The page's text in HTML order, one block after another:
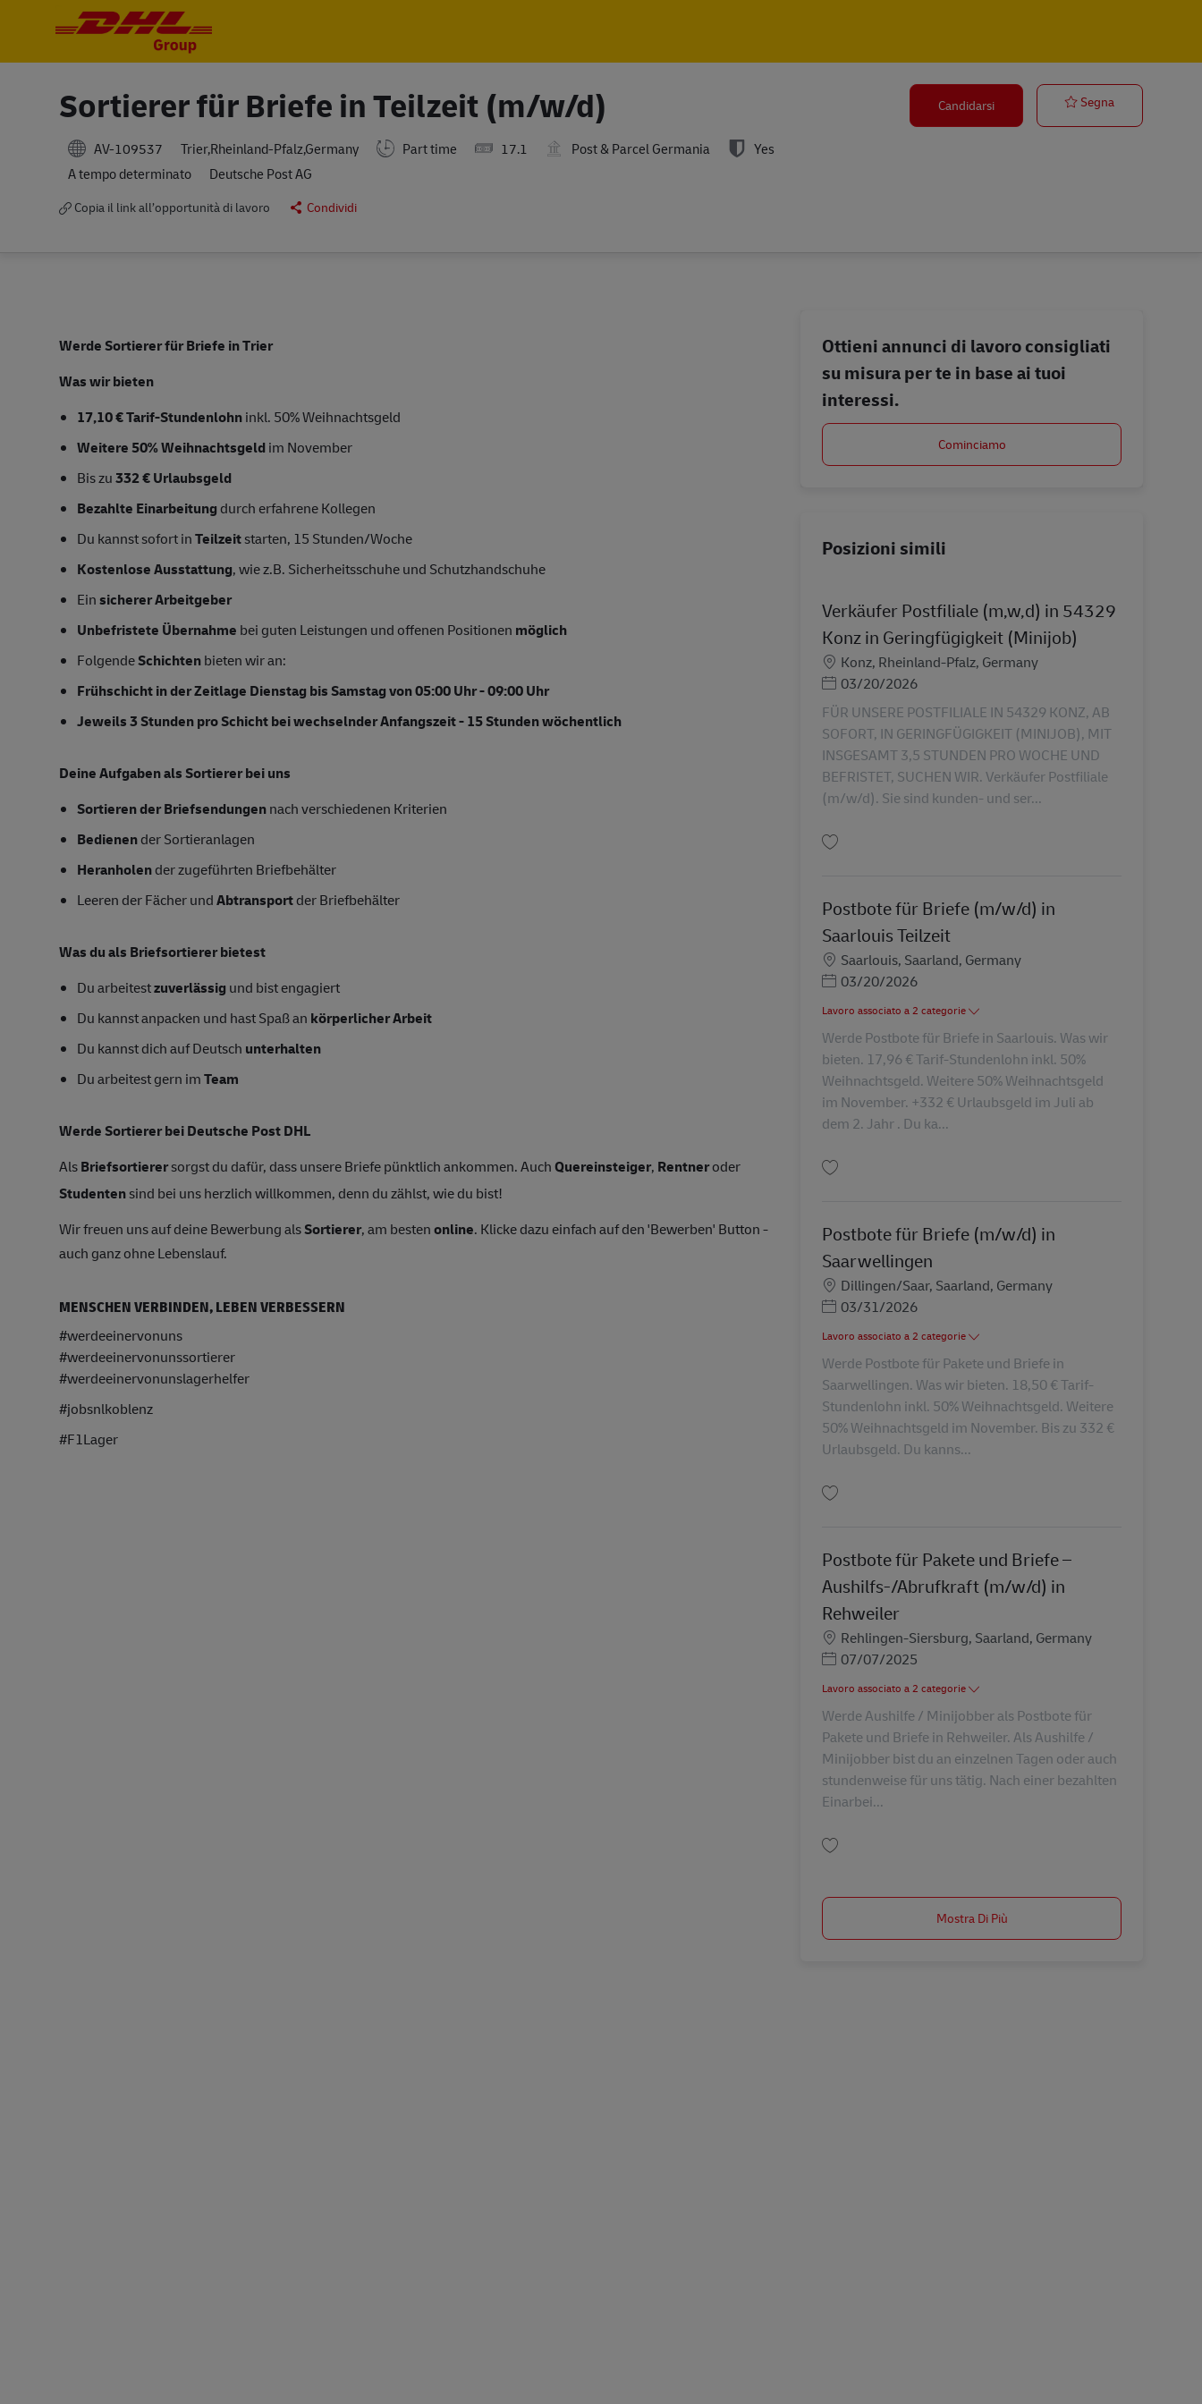
Sortierer für Briefe in Teilzeit (m/w/d)
AV-109537 Trier,Rheinland-Pfalz,Germany Part time 17.1 Post & Parcel Germania
Yes
A tempo determinato
Deutsche Post AG
Copia il link all’opportunità di lavoro Condividi
Candidarsi SegnaSortierer für
Werde Sortierer für Briefe in Trier
Was wir bieten
17,10 € Tarif-Stundenlohninkl. 50% Weihnachtsgeld
Weitere 50% Weihnachtsgeldim November
Bis zu332 € Urlaubsgeld
Bezahlte Einarbeitung durch erfahrene Kollegen
Du kannst sofort inTeilzeitstarten, 15 Stunden/Woche
Kostenlose Ausstattung, wie z.B. Sicherheitsschuhe und Schutzhandschuhe
Einsicherer Arbeitgeber
Unbefristete Übernahme bei guten Leistungen und offenen Positionen möglich
FolgendeSchichtenbieten wir an:
Frühschicht in der Zeitlage Dienstag bis Samstag von 05:00 Uhr - 09:00 Uhr
Jeweils 3 Stunden pro Schicht bei wechselnder Anfangszeit - 15 Stunden wöchentlich
Deine Aufgaben als Sortierer bei uns
Sortieren der Briefsendungennach verschiedenen Kriterien
Bedienender Sortieranlagen
Heranholender zugeführten Briefbehälter
Leeren der Fächer undAbtransportder Briefbehälter
Was du als Briefsortierer bietest
Du arbeitestzuverlässig und bist engagiert
Du kannst anpacken und hast Spaß an körperlicher Arbeit
Du kannst dich auf Deutsch unterhalten
Du arbeitest gern imTeam
Werde Sortierer bei Deutsche Post DHL
AlsBriefsortierersorgst du dafür, dass unsere Briefe pünktlich ankommen. AuchQuereinsteiger, Rentneroder
Studentensind bei uns herzlich willkommen, denn du zählst, wie du bist!
Wir freuen uns auf deine Bewerbung alsSortierer, am bestenonline. Klicke dazu einfach auf den 'Bewerben' Button -
auch ganz ohne Lebenslauf.
MENSCHEN VERBINDEN, LEBEN VERBESSERN
#werdeeinervonuns
#werdeeinervonunssortierer
#werdeeinervonunslagerhelfer
#jobsnlkoblenz
#F1Lager
Ottieni annunci di lavoro consigliati
su misura per te in base ai tuoi
interessi.
Cominciamo
Posizioni simili
Verkäufer Postfiliale (m,w,d) in 54329
Konz in Geringfügigkeit (Minijob)
SedeKonz, Rheinland-Pfalz, Germany
Posted Date
03/20/2026
FÜR UNSERE POSTFILIALE IN 54329 KONZ, AB
SOFORT, IN GERINGFÜGIGKEIT (MINIJOB), MIT
INSGESAMT 3,5 STUNDEN PRO WOCHE UND
BEFRISTET, SUCHEN WIR. Verkäufer Postfiliale
(m/w/d). Sie sind kunden- und ser...
Postbote für Briefe (m/w/d) in
Saarlouis Teilzeit
SedeSaarlouis, Saarland, Germany
Posted Date
03/20/2026
Lavoro associato a 2 categorie
Werde Postbote für Briefe in Saarlouis. Was wir
bieten. 17,96 € Tarif-Stundenlohn inkl. 50%
Weihnachtsgeld. Weitere 50% Weihnachtsgeld
im November. +332 € Urlaubsgeld im Juli ab
dem 2. Jahr . Du ka...
Postbote für Briefe (m/w/d) in
Saarwellingen
SedeDillingen/Saar, Saarland, Germany
Posted Date
03/31/2026
Lavoro associato a 2 categorie
Werde Postbote für Pakete und Briefe in
Saarwellingen. Was wir bieten. 18,50 € Tarif-
Stundenlohn inkl. 50% Weihnachtsgeld. Weitere
50% Weihnachtsgeld im November. Bis zu 332 €
Urlaubsgeld. Du kanns...
Postbote für Pakete und Briefe –
Aushilfs-/Abrufkraft (m/w/d) in
Rehweiler
SedeRehlingen-Siersburg, Saarland, Germany
Posted Date
07/07/2025
Lavoro associato a 2 categorie
Werde Aushilfe / Minijobber als Postbote für
Pakete und Briefe in Rehweiler. Als Aushilfe /
Minijobber bist du an einzelnen Tagen oder auch
stundenweise für uns tätig. Nach einer bezahlten
Einarbei...
Mostra Di Più